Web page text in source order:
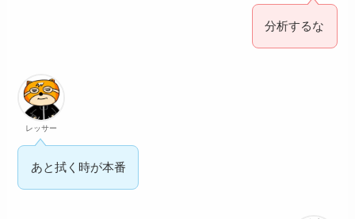
分析するな
レッサー
あと拭く時が本番